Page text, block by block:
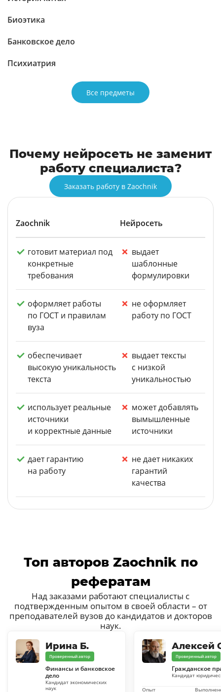
Биоэтика
Банковское дело
Психиатрия
Все предметы
Почему нейросеть не заменит
работу специалиста?
Заказать работу в Zaochnik
Zaochnik Нейросеть
готовит материал под
конкретные
требования
выдает
шаблонные
формулировки
оформляет работы
по ГОСТ и правилам
вуза
не оформляет
работу по ГОСТ
обеспечивает
высокую уникальность
текста
выдает тексты
с низкой
уникальностью
использует реальные
источники
и корректные данные
может добавлять
вымышленные
источники
дает гарантию
на работу
не дает никаких
гарантий
качества
Топ авторов Zaochnik по
рефератам
Над заказами работают специалисты с
подтвержденным опытом в своей области – от
преподавателей вузов до кандидатов и докторов
наук.
Ирина Б.
Проверенный автор
Финансы и банковское
дело
Кандидат экономических
наук
Алексей
Проверенный автор
Гражданское
Кандидат
Опыт